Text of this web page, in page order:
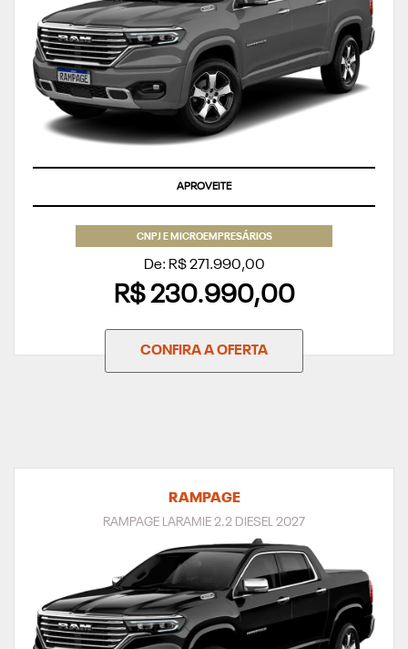
APROVEITE
CNPJ E MICROEMPRESÁRIOS
De: R$ 271.990,00
R$ 230.990,00
CONFIRA A OFERTA
RAMPAGE
RAMPAGE LARAMIE 2.2 DIESEL 2027